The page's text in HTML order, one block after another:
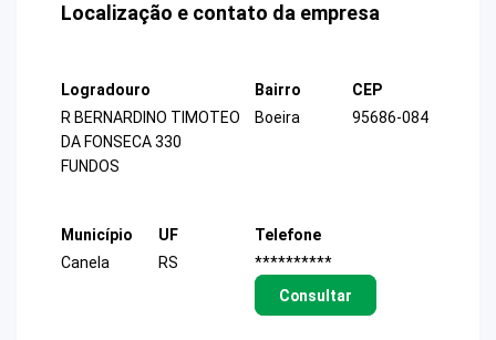
Localização e contato da empresa
Logradouro
R BERNARDINO TIMOTEO
DA FONSECA 330
FUNDOS
Bairro
Boeira
CEP
95686-084
Município
Canela
UF
RS
Telefone
**********
Consultar